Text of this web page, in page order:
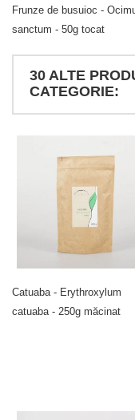
Frunze de busuioc -
sanctum - 50g tocat
30 ALTE
CATEGORIE:
Catuaba - Erythroxylum
catuaba - 250g măcinat